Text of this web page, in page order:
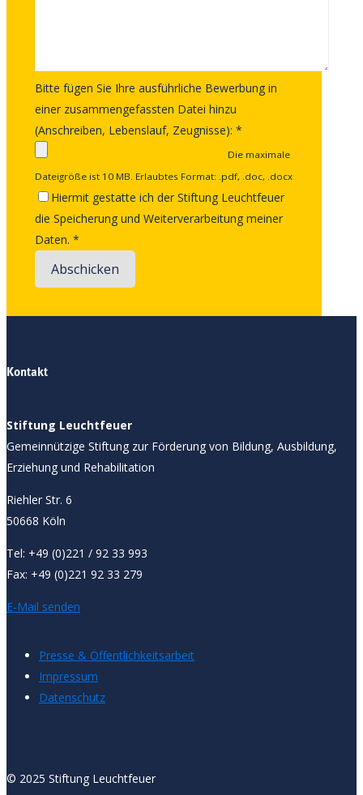
Bitte fügen Sie Ihre ausführliche Bewerbung in
einer zusammengefassten Datei hinzu
(Anschreiben, Lebenslauf, Zeugnisse): *
Die maximale
Dateigröße ist 10 MB. Erlaubtes Format: .pdf, .doc, .docx
Hiermit gestatte ich der Stiftung Leuchtfeuer
die Speicherung und Weiterverarbeitung meiner
Daten. *
Kontakt
Stiftung Leuchtfeuer
Gemeinnützige Stiftung zur Förderung von Bildung, Ausbildung,
Erziehung und Rehabilitation
Riehler Str. 6
50668 Köln
Tel: +49 (0)221 / 92 33 993
Fax: +49 (0)221 92 33 279
E-Mail senden
Presse & Öffentlichkeitsarbeit
Impressum
Datenschutz
© 2025 Stiftung Leuchtfeuer